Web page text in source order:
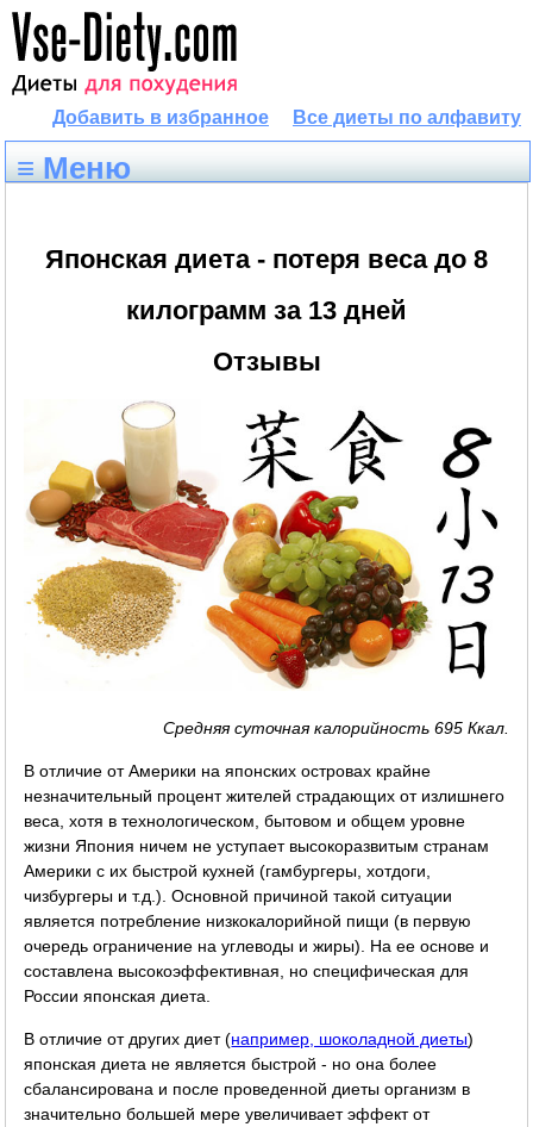
Все диеты по алфавиту
Добавить в избранное
≡ Меню
Японская диета - потеря веса до 8
килограмм за 13 дней
Отзывы
Средняя суточная калорийность 695 Ккал.
В отличие от Америки на японских островах крайне
незначительный процент жителей страдающих от излишнего
веса, хотя в технологическом, бытовом и общем уровне
жизни Япония ничем не уступает высокоразвитым странам
Америки с их быстрой кухней (гамбургеры, хотдоги,
чизбургеры и т.д.). Основной причиной такой ситуации
является потребление низкокалорийной пищи (в первую
очередь ограничение на углеводы и жиры). На ее основе и
составлена высокоэффективная, но специфическая для
России японская диета.
В отличие от других диет (например, шоколадной диеты)
японская диета не является быстрой - но она более
сбалансирована и после проведенной диеты организм в
значительно большей мере увеличивает эффект от